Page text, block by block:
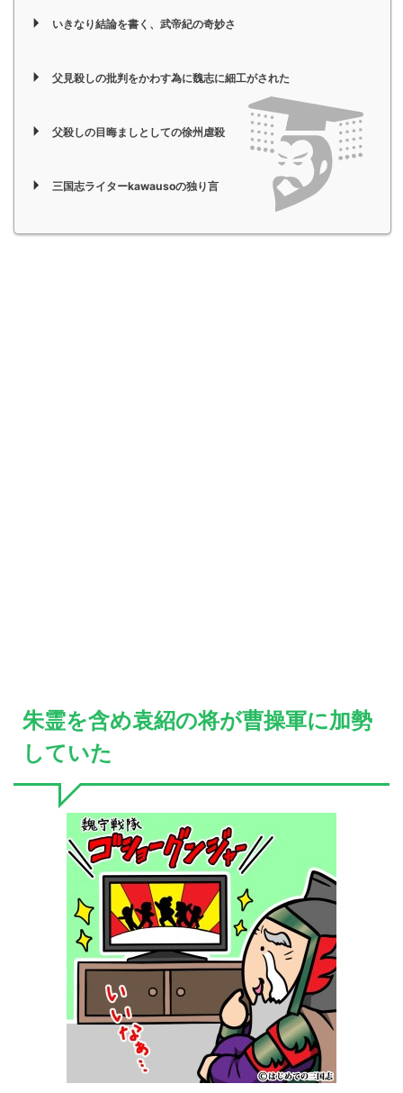
いきなり結論を書く、武帝紀の奇妙さ
父見殺しの批判をかわす為に魏志に細工がされた
父殺しの目晦ましとしての徐州虐殺
三国志ライターkawausoの独り言
朱霊を含め袁紹の将が曹操軍に加勢
していた